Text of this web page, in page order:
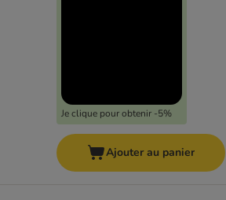
Je clique pour obtenir -5%
Ajouter au panier